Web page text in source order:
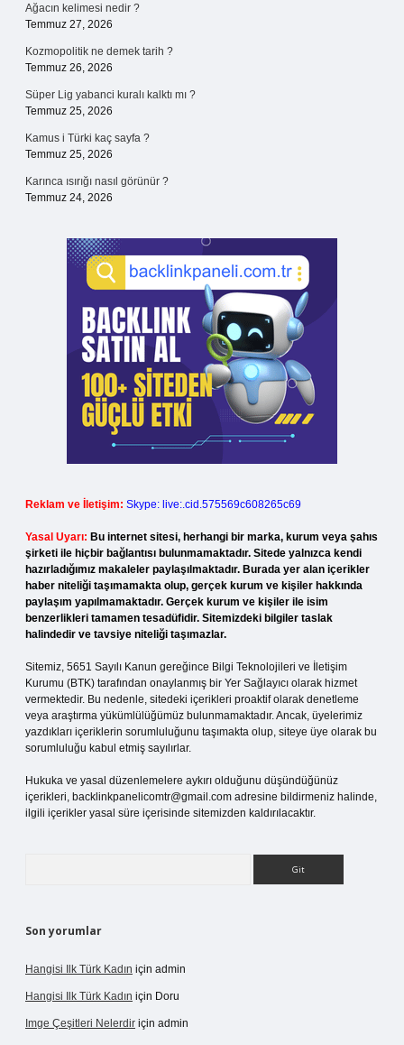
Ağacın kelimesi nedir ?
Temmuz 27, 2026
Kozmopolitik ne demek tarih ?
Temmuz 26, 2026
Süper Lig yabanci kuralı kalktı mı ?
Temmuz 25, 2026
Kamus i Türki kaç sayfa ?
Temmuz 25, 2026
Karınca ısırığı nasıl görünür ?
Temmuz 24, 2026
Reklam ve İletişim: Skype: live:.cid.575569c608265c69
Yasal Uyarı: Bu internet sitesi, herhangi bir marka, kurum veya şahıs
şirketi ile hiçbir bağlantısı bulunmamaktadır. Sitede yalnızca kendi
hazırladığımız makaleler paylaşılmaktadır. Burada yer alan içerikler
haber niteliği taşımamakta olup, gerçek kurum ve kişiler hakkında
paylaşım yapılmamaktadır. Gerçek kurum ve kişiler ile isim
benzerlikleri tamamen tesadüfidir. Sitemizdeki bilgiler taslak
halindedir ve tavsiye niteliği taşımazlar.
Sitemiz, 5651 Sayılı Kanun gereğince Bilgi Teknolojileri ve İletişim
Kurumu (BTK) tarafından onaylanmış bir Yer Sağlayıcı olarak hizmet
vermektedir. Bu nedenle, sitedeki içerikleri proaktif olarak denetleme
veya araştırma yükümlülüğümüz bulunmamaktadır. Ancak, üyelerimiz
yazdıkları içeriklerin sorumluluğunu taşımakta olup, siteye üye olarak bu
sorumluluğu kabul etmiş sayılırlar.
Hukuka ve yasal düzenlemelere aykırı olduğunu düşündüğünüz
içerikleri, backlinkpanelicomtr@gmail.com adresine bildirmeniz halinde,
ilgili içerikler yasal süre içerisinde sitemizden kaldırılacaktır.
Son yorumlar
Hangisi Ilk Türk Kadın için admin
Hangisi Ilk Türk Kadın için Doru
Imge Çeşitleri Nelerdir için admin